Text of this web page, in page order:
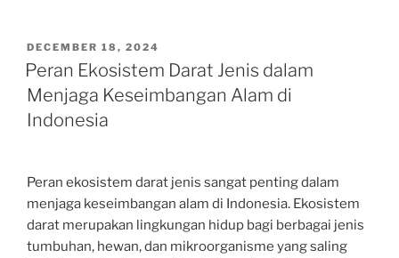
POSTED
ON
DECEMBER 18, 2024
Peran Ekosistem Darat Jenis dalam
Menjaga Keseimbangan Alam di
Indonesia
Peran ekosistem darat jenis sangat penting dalam
menjaga keseimbangan alam di Indonesia. Ekosistem
darat merupakan lingkungan hidup bagi berbagai jenis
tumbuhan, hewan, dan mikroorganisme yang saling